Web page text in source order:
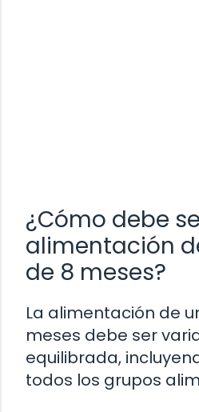
¿Cómo debe
alimentación
de 8 meses?
La alimentación de
meses debe ser
equilibrada,
todos los grupos